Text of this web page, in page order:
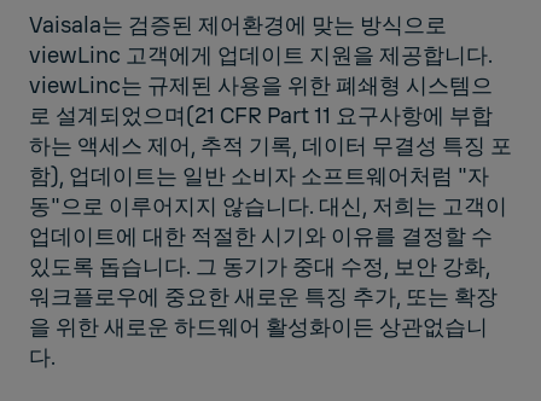
Vaisala는 검증된 제어환경에 맞는 방식으로
viewLinc 고객에게 업데이트 지원을 제공합니다.
viewLinc는 규제된 사용을 위한 폐쇄형 시스템으
로 설계되었으며(21 CFR Part 11 요구사항에 부합
하는 액세스 제어, 추적 기록, 데이터 무결성 특징 포
함), 업데이트는 일반 소비자 소프트웨어처럼 "자
동"으로 이루어지지 않습니다. 대신, 저희는 고객이
업데이트에 대한 적절한 시기와 이유를 결정할 수
있도록 돕습니다. 그 동기가 중대 수정, 보안 강화,
워크플로우에 중요한 새로운 특징 추가, 또는 확장
을 위한 새로운 하드웨어 활성화이든 상관없습니
다.